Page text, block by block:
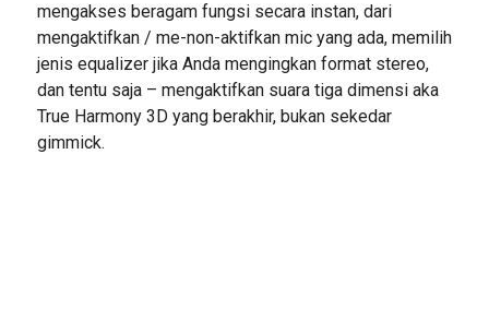
mengakses beragam fungsi secara instan, dari
mengaktifkan / me-non-aktifkan mic yang ada, memilih
jenis equalizer jika Anda mengingkan format stereo,
dan tentu saja – mengaktifkan suara tiga dimensi aka
True Harmony 3D yang berakhir, bukan sekedar
gimmick.